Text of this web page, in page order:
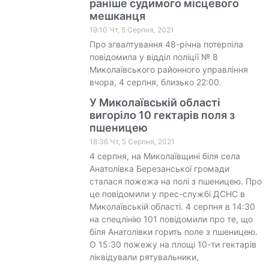
раніше судимого місцевого
мешканця
19:10 Чт, 5 Серпня, 2021
Про згвалтування 48-річна потерпіла
повідомила у відділ поліції № 8
Миколаївського районного управління
вчора, 4 серпня, близько 22:00.
У Миколаївській області
вигоріло 10 гектарів поля з
пшеницею
18:36 Чт, 5 Серпня, 2021
4 серпня, на Миколаївщині біля села
Анатолівка Березанської громади
сталася пожежа на полі з пшеницею. Про
це повідомили у прес-службі ДСНС в
Миколаївській області. 4 серпня в 14:30
на спецлінію 101 повідомили про те, що
біля Анатолівки горить поле з пшеницею.
О 15:30 пожежу на площі 10-ти гектарів
ліквідували рятувальники,